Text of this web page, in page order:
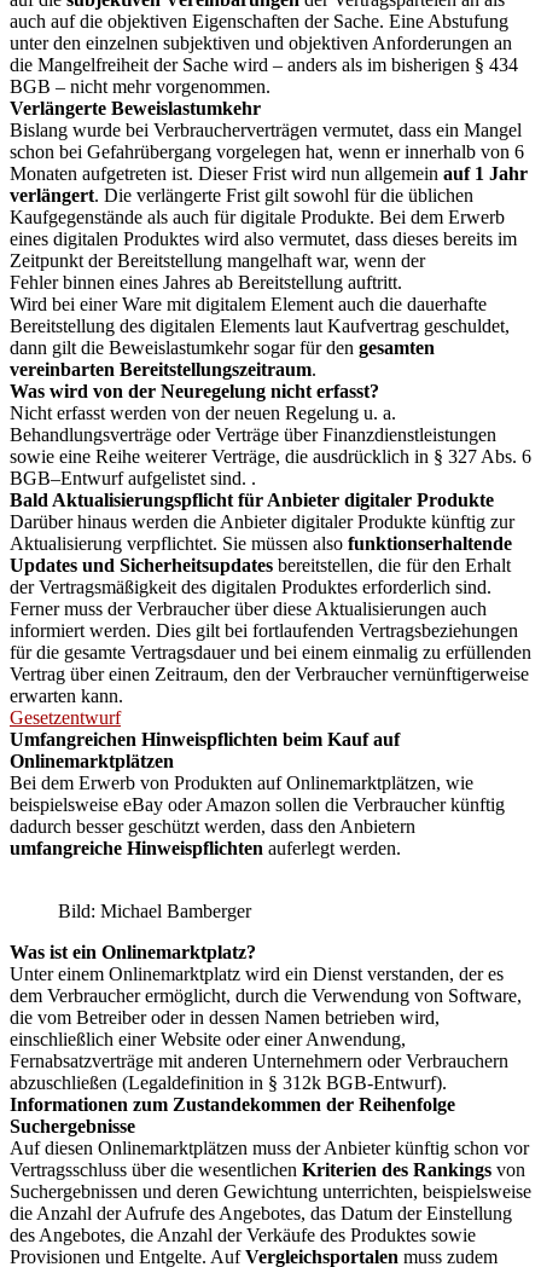
auch auf die objektiven Eigenschaften der Sache. Eine Abstufung
unter den einzelnen subjektiven und objektiven Anforderungen an
die Mangelfreiheit der Sache wird – anders als im bisherigen § 434
BGB – nicht mehr vorgenommen.
Verlängerte Beweislastumkehr
Bislang wurde bei Verbraucherverträgen vermutet, dass ein Mangel
schon bei Gefahrübergang vorgelegen hat, wenn er innerhalb von 6
Monaten aufgetreten ist. Dieser Frist wird nun allgemein auf 1 Jahr
verlängert. Die verlängerte Frist gilt sowohl für die üblichen
Kaufgegenstände als auch für digitale Produkte. Bei dem Erwerb
eines digitalen Produktes wird also vermutet, dass dieses bereits im
Zeitpunkt der Bereitstellung mangelhaft war, wenn der
Fehler binnen eines Jahres ab Bereitstellung auftritt.
Wird bei einer Ware mit digitalem Element auch die dauerhafte
Bereitstellung des digitalen Elements laut Kaufvertrag geschuldet,
dann gilt die Beweislastumkehr sogar für den gesamten
vereinbarten Bereitstellungszeitraum.
Was wird von der Neuregelung nicht erfasst?
Nicht erfasst werden von der neuen Regelung u. a.
Behandlungsverträge oder Verträge über Finanzdienstleistungen
sowie eine Reihe weiterer Verträge, die ausdrücklich in § 327 Abs. 6
BGB–Entwurf aufgelistet sind. .
Bald Aktualisierungspflicht für Anbieter digitaler Produkte
Darüber hinaus werden die Anbieter digitaler Produkte künftig zur
Aktualisierung verpflichtet. Sie müssen also funktionserhaltende
Updates und Sicherheitsupdates bereitstellen, die für den Erhalt
der Vertragsmäßigkeit des digitalen Produktes erforderlich sind.
Ferner muss der Verbraucher über diese Aktualisierungen auch
informiert werden. Dies gilt bei fortlaufenden Vertragsbeziehungen
für die gesamte Vertragsdauer und bei einem einmalig zu erfüllenden
Vertrag über einen Zeitraum, den der Verbraucher vernünftigerweise
erwarten kann.
Gesetzentwurf
Umfangreichen Hinweispflichten beim Kauf auf
Onlinemarktplätzen
Bei dem Erwerb von Produkten auf Onlinemarktplätzen, wie
beispielsweise eBay oder Amazon sollen die Verbraucher künftig
dadurch besser geschützt werden, dass den Anbietern
umfangreiche Hinweispflichten auferlegt werden.
Bild: Michael Bamberger
Was ist ein Onlinemarktplatz?
Unter einem Onlinemarktplatz wird ein Dienst verstanden, der es
dem Verbraucher ermöglicht, durch die Verwendung von Software,
die vom Betreiber oder in dessen Namen betrieben wird,
einschließlich einer Website oder einer Anwendung,
Fernabsatzverträge mit anderen Unternehmern oder Verbrauchern
abzuschließen (Legaldefinition in § 312k BGB-Entwurf).
Informationen zum Zustandekommen der Reihenfolge
Suchergebnisse
Auf diesen Onlinemarktplätzen muss der Anbieter künftig schon vor
Vertragsschluss über die wesentlichen Kriterien des Rankings von
Suchergebnissen und deren Gewichtung unterrichten, beispielsweise
die Anzahl der Aufrufe des Angebotes, das Datum der Einstellung
des Angebotes, die Anzahl der Verkäufe des Produktes sowie
Provisionen und Entgelte. AufVergleichsportalen muss zudem